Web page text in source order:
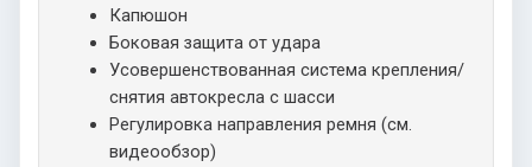
Капюшон
Боковая защита от удара
Усовершенствованная система крепления/
снятия автокресла с шасси
Регулировка направления ремня (см.
видеообзор)